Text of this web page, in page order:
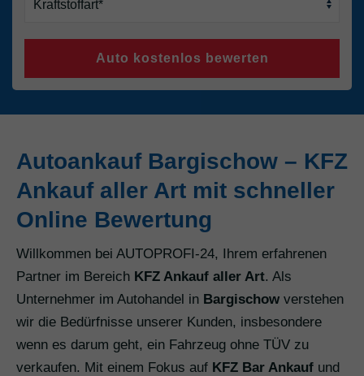
Auto kostenlos bewerten
Autoankauf Bargischow – KFZ
Ankauf aller Art mit schneller
Online Bewertung
Willkommen bei AUTOPROFI-24, Ihrem erfahrenen
Partner im Bereich KFZ Ankauf aller Art. Als
Unternehmer im Autohandel in Bargischow verstehen
wir die Bedürfnisse unserer Kunden, insbesondere
wenn es darum geht, ein Fahrzeug ohne TÜV zu
verkaufen. Mit einem Fokus auf KFZ Bar Ankauf und